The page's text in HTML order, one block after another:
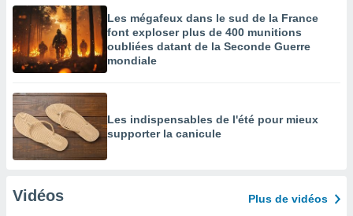
Les mégafeux dans le sud de la France
font exploser plus de 400 munitions
oubliées datant de la Seconde Guerre
mondiale
Les indispensables de l'été pour mieux
supporter la canicule
Vidéos Plus de vidéos